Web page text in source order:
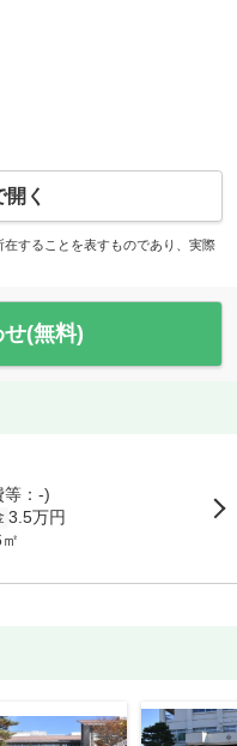
く
することを表すものであり、実際
(無料)
等：-)
3.5万円